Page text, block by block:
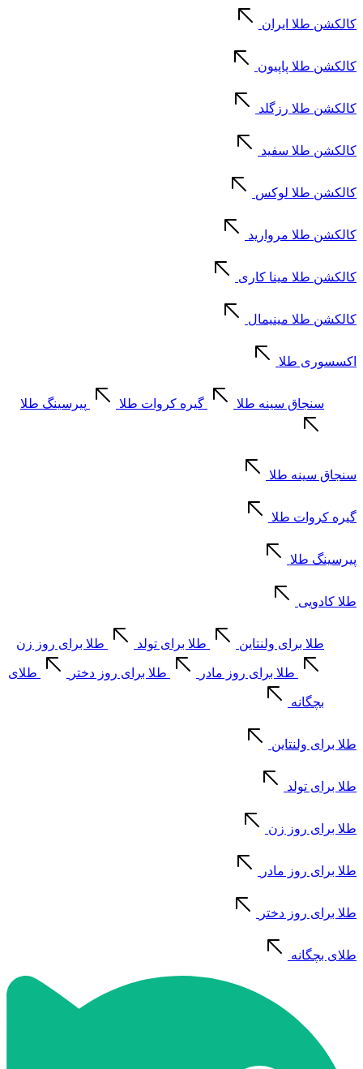
کالکشن طلا ایران
کالکشن طلا پاپیون
کالکشن طلا رزگلد
کالکشن طلا سفید
کالکشن طلا لوکس
کالکشن طلا مروارید
کالکشن طلا مینا کاری
کالکشن طلا مینیمال
اکسسوری طلا
سنجاق سینه طلا گیره کروات طلا پیرسینگ طلا
سنجاق سینه طلا
گیره کروات طلا
پیرسینگ طلا
طلا کادویی
طلا برای ولنتاین طلا برای تولد طلا برای روز زن
طلا برای روز مادر طلا برای روز دختر طلای
بچگانه
طلا برای ولنتاین
طلا برای تولد
طلا برای روز زن
طلا برای روز مادر
طلا برای روز دختر
طلای بچگانه